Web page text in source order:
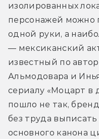
изолированных
персонажей можно
одной руки, а
— мексиканский
известный по
Альмодовара и
сериалу «Моцарт в
пошло не так,
без труда
основного канона